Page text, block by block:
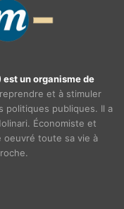
un organisme de
et à stimuler
politiques publiques. Il a
Économiste et
oeuvré toute sa vie à